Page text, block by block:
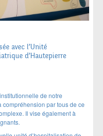
avec l’Unité
d’Hautepierre
de notre
compréhension par tous de ce
Il vise également à